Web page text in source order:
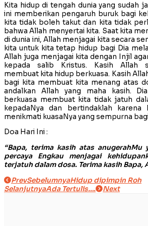
Kita hidup di tengah dunia yang sudah
ini memberikan pengaruh buruk bagi
kita tidak boleh takut dan kita tidak
bahwa Allah menyertai kita. Saat kita
di dunia ini, Allah menjagai kita secara
kita untuk kita tetap hidup bagi Dia
Allah juga menjagai kita dengan Injil
kepada salib Kristus. Kasih Allah
membuat kita hidup berkuasa. Kasih
bagi kita membuat kita menang atas
andalkan Allah yang maha kasih.
berkuasa membuat kita tidak jatuh
kepadaNya dan bertindaklah karena
menikmati kuasaNya yang sempurna
Doa Hari Ini :
“Bapa, terima kasih atas anugerahMu
percaya Engkau menjagai
terjatuh dalam dosa. Terima kasih Bapa,
PrevSebelumnyaHidup dipimpin Roh
SelanjutnyaAda Tertulis…. Next